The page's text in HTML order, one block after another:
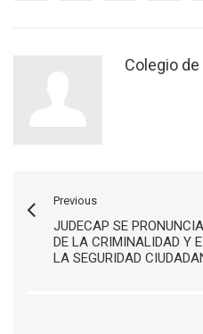
Colegio
Previous
JUDECAP SE
DE LA CRIMINALIDAD Y
LA SEGURIDAD